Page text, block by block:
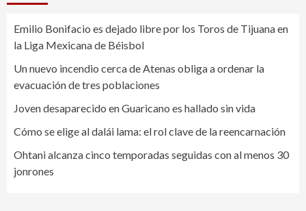
Emilio Bonifacio es dejado libre por los Toros de Tijuana en
la Liga Mexicana de Béisbol
Un nuevo incendio cerca de Atenas obliga a ordenar la
evacuación de tres poblaciones
Joven desaparecido en Guaricano es hallado sin vida
Cómo se elige al dalái lama: el rol clave de la reencarnación
Ohtani alcanza cinco temporadas seguidas con al menos 30
jonrones